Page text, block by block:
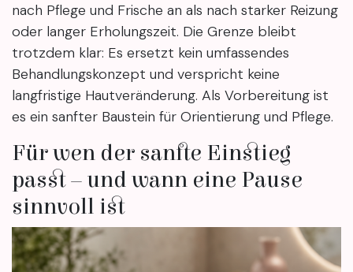
nach Pflege und Frische an als nach starker Reizung
oder langer Erholungszeit. Die Grenze bleibt
trotzdem klar: Es ersetzt kein umfassendes
Behandlungskonzept und verspricht keine
langfristige Hautveränderung. Als Vorbereitung ist
es ein sanfter Baustein für Orientierung und Pflege.
Für wen der sanfte Einstieg
passt – und wann eine Pause
sinnvoll ist